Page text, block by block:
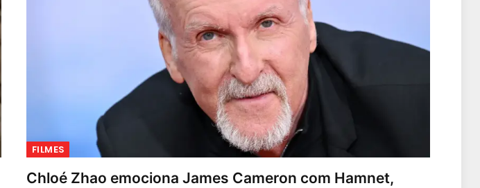
FILMES
Chloé Zhao emociona James Cameron com Hamnet,